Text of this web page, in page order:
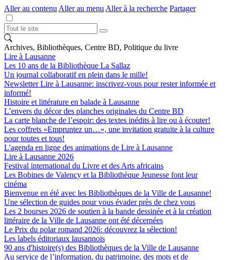
Aller au contenu Aller au menu Aller à la recherche Partager
Archives, Bibliothèques, Centre BD, Politique du livre
Lire à Lausanne
Les 10 ans de la Bibliothèque La Sallaz
Un journal collaboratif en plein dans le mille!
Newsletter Lire à Lausanne: inscrivez-vous pour rester informée et
informé!
Histoire et littérature en balade à Lausanne
L’envers du décor des planches originales du Centre BD
La carte blanche de l’espoir: des textes inédits à lire ou à écouter!
Les coffrets «Empruntez un…», une invitation gratuite à la culture
pour toutes et tous!
L'agenda en ligne des animations de Lire à Lausanne
Lire à Lausanne 2026
Festival international du Livre et des Arts africains
Les Bobines de Valency et la Bibliothèque Jeunesse font leur
cinéma
Bienvenue en été avec les Bibliothèques de la Ville de Lausanne!
Une sélection de guides pour vous évader près de chez vous
Les 2 bourses 2026 de soutien à la bande dessinée et à la création
littéraire de la Ville de Lausanne ont été décernées
Le Prix du polar romand 2026: découvrez la sélection!
Les labels éditoriaux lausannois
90 ans d'histoire(s) des Bibliothèques de la Ville de Lausanne
Au service de l’information, du patrimoine, des mots et de